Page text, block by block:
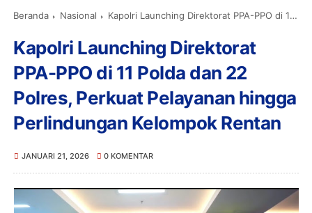
Beranda Nasional Kapolri Launching Direktorat PPA-PPO di 11 Polda dan 22 Polres, Perkuat Pelayanan hingga Perlindungan Kelompok Rentan
Kapolri Launching Direktorat
PPA-PPO di 11 Polda dan 22
Polres, Perkuat Pelayanan hingga
Perlindungan Kelompok Rentan
JANUARI 21, 2026 0 KOMENTAR